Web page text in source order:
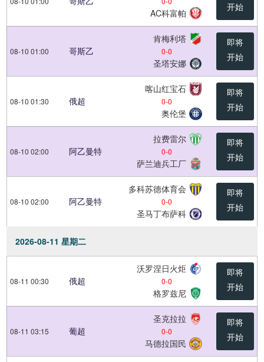
AC科富帕
开始
08-10 01:00 哥斯乙
肯梅利塔
0-0
圣塔安娜
即将
开始
08-10 01:30 俄超
喀山红宝石
0-0
奥伦堡
即将
开始
08-10 02:00 阿乙曼特
拉费雷尔
0-0
萨兰迪兵工厂
即将
开始
08-10 02:00 阿乙曼特
多科苏德体育会
0-0
圣马丁布萨科
即将
开始
2026-08-11 星期二
08-11 00:30 俄超
沃罗涅日火炬
0-0
格罗兹尼
即将
开始
08-11 03:15 葡超
圣克拉拉
0-0
马德拉国民
即将
开始